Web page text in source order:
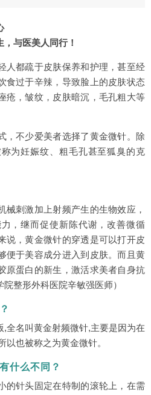
与医美人同行！
人都疏于皮肤保养和护理，甚至经
食过于辛辣，导致脸上的皮肤状态
疮，皱纹，皮肤暗沉，毛孔粗大等
，不少爱美者选择了黄金微针。除
为妊娠纹、粗毛孔甚至狐臭的克
械刺激加上射频产生的生物效应，
，继而促使新陈代谢，改善微循
说，黄金微针的穿透是可以打开皮
便于美容成分进入到皮肤。而且黄
原蛋白的新生，激活求美者自身抗
整形外科医院辛敏强医师）
全名叫黄金射频微针,主要是因为在
以也被称之为黄金微针。
什么不同？
的针头固定在特制的滚轮上，在需